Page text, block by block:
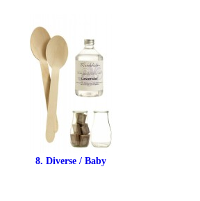
8. Diverse / Baby